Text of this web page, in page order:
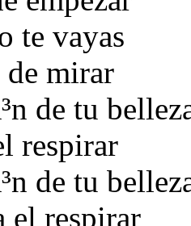
te vayas
de mirar
de tu
respirar
de tu
el respirar